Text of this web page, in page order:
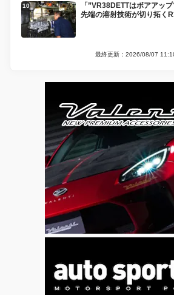
「”VR38DETTはボアアッ
先端の溶射技術が切り拓く
最終更新：2026/08/07